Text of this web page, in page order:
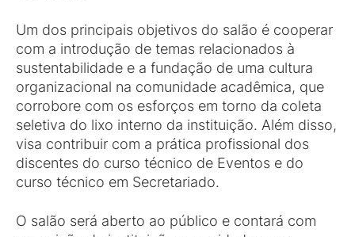
Um dos principais objetivos do salão é cooperar
com a introdução de temas relacionados à
sustentabilidade e a fundação de uma cultura
organizacional na comunidade acadêmica, que
corrobore com os esforços em torno da coleta
seletiva do lixo interno da instituição. Além disso,
visa contribuir com a prática profissional dos
discentes do curso técnico de Eventos e do
curso técnico em Secretariado.
O salão será aberto ao público e contará com